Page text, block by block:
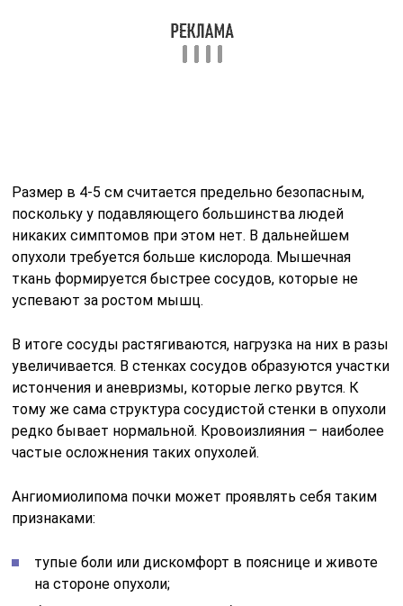
успевают за ростом мышц.
частые осложнения таких опухолей.
Ангиомиолипома почки может проявлять себя таким
признаками:
тупые боли или дискомфорт в пояснице и животе
на стороне опухоли;
быстрая утомляемость, слабость;
увеличение почки или ясно прощупываемое
округлое эластичное уплотнение в животе;
примесь ;
скачки артериального давления.